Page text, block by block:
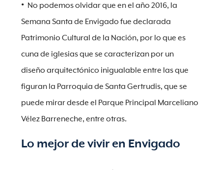
No podemos olvidar que en el año 2016, la
Semana Santa de Envigado fue declarada
Patrimonio Cultural de la Nación, por lo que es
cuna de iglesias que se caracterizan por un
diseño arquitectónico inigualable entre las que
figuran la Parroquia de Santa Gertrudis, que se
puede mirar desde el Parque Principal Marceliano
Vélez Barreneche, entre otras.
Lo mejor de vivir en Envigado